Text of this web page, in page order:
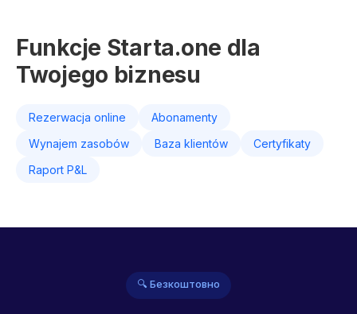
Funkcje Starta.one dla
Twojego biznesu
Rezerwacja online
Abonamenty
Wynajem zasobów
Baza klientów
Certyfikaty
Raport P&L
🔍 Безкоштовно